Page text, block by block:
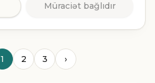
Müraciət bağlıdır
1 2 3 ›